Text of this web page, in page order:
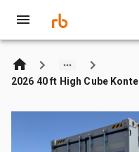
2026 40 ft High Cube